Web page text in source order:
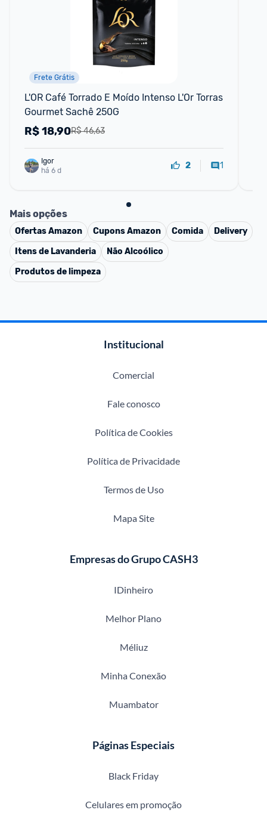
Frete Grátis
L'OR Café Torrado E Moído Intenso L'Or Torras
Gourmet Sachê 250G
R$ 46,63
R$18,90
Igor
há 6 d
2 1
Mais opções
OfertasAmazon CuponsAmazon Comida
Delivery
Itens de Lavanderia
Não Alcoólico
Produtos de limpeza
Institucional
Comercial
Fale conosco
Política de Cookies
Política de Privacidade
Termos de Uso
Mapa Site
Empresas do Grupo CASH3
IDinheiro
Melhor Plano
Méliuz
Minha Conexão
Muambator
Páginas Especiais
Black Friday
Celulares em promoção